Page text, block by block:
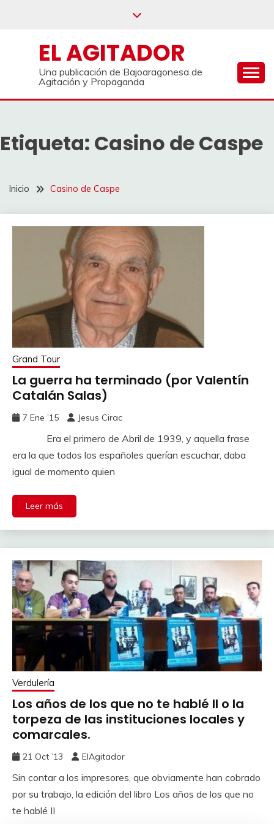
EL AGITADOR
Una publicación de Bajoaragonesa de
Agitación y Propaganda
Etiqueta: Casino de Caspe
Inicio Casino de Caspe
Grand Tour
La guerra ha terminado (por Valentín
Catalán Salas)
7 Ene ’15 Jesus Cirac
Era el primero de Abril de 1939, y aquella frase
era la que todos los españoles querían escuchar, daba
igual de momento quien
Leer más
Verdulería
Los años de los que no te hablé II o la
torpeza de las instituciones locales y
comarcales.
21 Oct ’13 ElAgitador
Sin contar a los impresores, que obviamente han cobrado
por su trabajo, la edición del libro Los años de los que no
te hablé II